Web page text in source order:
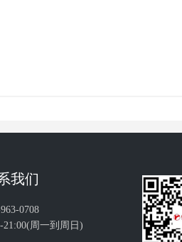
我们
0708
21:00(周一到周日)